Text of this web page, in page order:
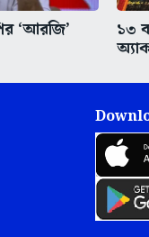
‘আরজি’ ১৩